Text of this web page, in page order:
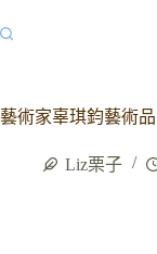
藝術家辜琪鈞藝術
Liz栗子